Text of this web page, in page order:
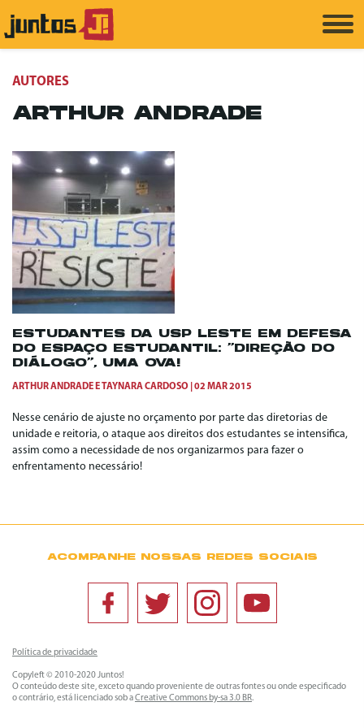
AUTORES
ARTHUR ANDRADE
ESTUDANTES DA USP LESTE EM DEFESA
DO ESPAÇO ESTUDANTIL: ‘’DIREÇÃO DO
DIÁLOGO’’, UMA OVA!
ARTHUR ANDRADE ETAYNARA CARDOSO 02 MAR 2015
Nesse cenário de ajuste no orçamento por parte das diretorias de
unidade e reitoria, o ataque aos direitos dos estudantes se intensifica,
assim como a necessidade de nos organizarmos para fazer o
enfrentamento necessário!
ACOMPANHE NOSSAS REDES SOCIAIS
Política de privacidade
Copyleft © 2010-2020 Juntos!
O conteúdo deste site, exceto quando proveniente de outras fontes ou onde especificado
o contrário, está licenciado sob aCreative Commons by-sa 3.0 BR.